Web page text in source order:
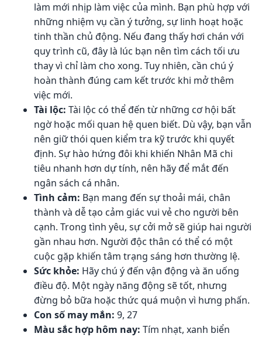
làm mới nhịp làm việc của mình. Bạn phù hợp với
những nhiệm vụ cần ý tưởng, sự linh hoạt hoặc
tinh thần chủ động. Nếu đang thấy hơi chán với
quy trình cũ, đây là lúc bạn nên tìm cách tối ưu
thay vì chỉ làm cho xong. Tuy nhiên, cần chú ý
hoàn thành đúng cam kết trước khi mở thêm
việc mới.
Tài lộc: Tài lộc có thể đến từ những cơ hội bất
ngờ hoặc mối quan hệ quen biết. Dù vậy, bạn vẫn
nên giữ thói quen kiểm tra kỹ trước khi quyết
định. Sự hào hứng đôi khi khiến Nhân Mã chi
tiêu nhanh hơn dự tính, nên hãy để mắt đến
ngân sách cá nhân.
Tình cảm: Bạn mang đến sự thoải mái, chân
thành và dễ tạo cảm giác vui vẻ cho người bên
cạnh. Trong tình yêu, sự cởi mở sẽ giúp hai người
gần nhau hơn. Người độc thân có thể có một
cuộc gặp khiến tâm trạng sáng hơn thường lệ.
Sức khỏe: Hãy chú ý đến vận động và ăn uống
điều độ. Một ngày năng động sẽ tốt, nhưng
đừng bỏ bữa hoặc thức quá muộn vì hưng phấn.
Con số may mắn: 9, 27
Màu sắc hợp hôm nay: Tím nhạt, xanh biển